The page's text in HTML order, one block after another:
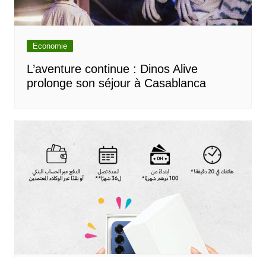
Economie
L’aventure continue : Dinos Alive
prolonge son séjour à Casablanca